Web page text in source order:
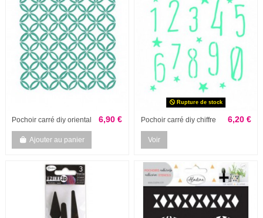
Pochoir carré diy oriental 6,90 €
Ajouter au panier
Rupture de stock
Pochoir carré diy chiffre 6,20 €
Voir